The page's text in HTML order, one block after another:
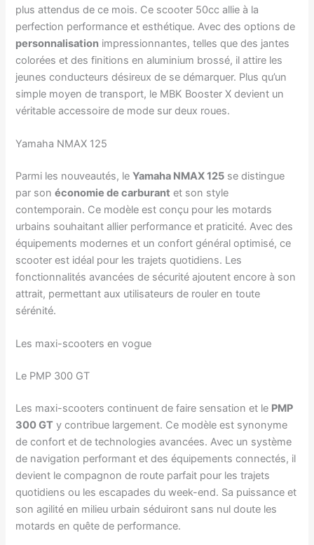
plus attendus de ce mois. Ce scooter 50cc allie à la
perfection performance et esthétique. Avec des options de
personnalisation impressionnantes, telles que des jantes
colorées et des finitions en aluminium brossé, il attire les
jeunes conducteurs désireux de se démarquer. Plus qu’un
simple moyen de transport, le MBK Booster X devient un
véritable accessoire de mode sur deux roues.
Yamaha NMAX 125
Parmi les nouveautés, leYamaha NMAX 125 se distingue
par sonéconomie de carburant et son style
contemporain. Ce modèle est conçu pour les motards
urbains souhaitant allier performance et praticité. Avec des
équipements modernes et un confort général optimisé, ce
scooter est idéal pour les trajets quotidiens. Les
fonctionnalités avancées de sécurité ajoutent encore à son
attrait, permettant aux utilisateurs de rouler en toute
sérénité.
Les maxi-scooters en vogue
Le PMP 300 GT
Les maxi-scooters continuent de faire sensation et le PMP
300 GT y contribue largement. Ce modèle est synonyme
de confort et de technologies avancées. Avec un système
de navigation performant et des équipements connectés, il
devient le compagnon de route parfait pour les trajets
quotidiens ou les escapades du week-end. Sa puissance et
son agilité en milieu urbain séduiront sans nul doute les
motards en quête de performance.